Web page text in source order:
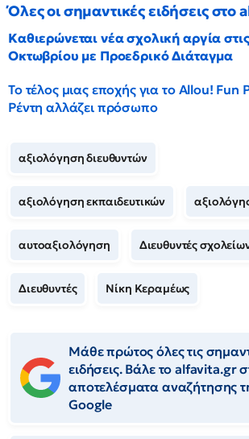
Όλες οι σημαντικές ειδήσεις στο
Καθιερώνεται νέα σχολική αργία
Οκτωβρίου με Προεδρικό Διάταγμα
Το τέλος μιας εποχής για το Allou! Fun
Ρέντη αλλάζει πρόσωπο
αξιολόγηση διευθυντών
αξιολόγηση εκπαιδευτικών
αυτοαξιολόγηση Διευθυντές
Διευθυντές Νίκη Κεραμέως
Μάθε πρώτος όλες τις
ειδήσεις. Βάλε το alfavita.gr
αποτελέσματα αναζήτησης
Google